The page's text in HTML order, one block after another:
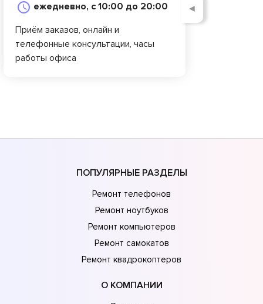
ежедневно, с 10:00 до 20:00
Приём заказов, онлайн и
телефонные консультации, часы
работы офиса
◄
ПОПУЛЯРНЫЕ РАЗДЕЛЫ
Ремонт телефонов
Ремонт ноутбуков
Ремонт компьютеров
Ремонт самокатов
Ремонт квадрокоптеров
О КОМПАНИИ